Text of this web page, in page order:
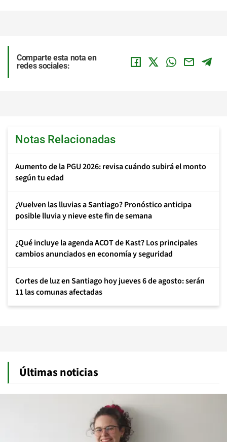
Comparte esta nota en
redes sociales:
Notas Relacionadas
Aumento de la PGU 2026: revisa cuándo subirá el monto
según tu edad
¿Vuelven las lluvias a Santiago? Pronóstico anticipa
posible lluvia y nieve este fin de semana
¿Qué incluye la agenda ACOT de Kast? Los principales
cambios anunciados en economía y seguridad
Cortes de luz en Santiago hoy jueves 6 de agosto: serán
11 las comunas afectadas
Últimas noticias